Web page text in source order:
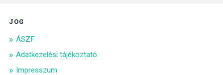
JOG
ÁSZF
Adatkezelési tájékoztató
Impresszum